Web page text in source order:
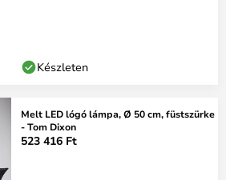
Készleten
Melt LED lógó lámpa, Ø 50 cm, füstszürke
- Tom Dixon
523 416 Ft